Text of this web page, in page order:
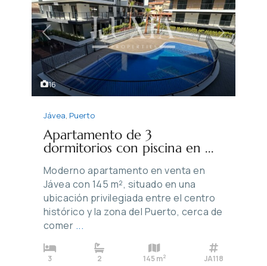
16
Previous Next
Jávea, Puerto
Apartamento de 3
dormitorios con piscina en ...
Moderno apartamento en venta en
Jávea con 145 m², situado en una
ubicación privilegiada entre el centro
histórico y la zona del Puerto, cerca de
comer ...
3 2 145 m2 JA118